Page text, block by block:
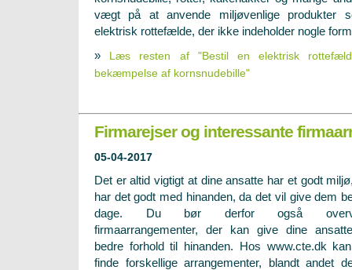
vægt på at anvende miljøvenlige produkter
elektrisk rottefælde, der ikke indeholder nogle
» Læs resten af "Bestil en elektrisk
bekæmpelse af kornsnudebille"
Firmarejser og interessante
05-04-2017
Det er altid vigtigt at dine ansatte har et godt
har det godt med hinanden, da det vil give dem
dage. Du bør derfor også
firmaarrangementer, der kan give dine
bedre forhold til hinanden. Hos www.cte.dk
finde forskellige arrangementer, blandt andet